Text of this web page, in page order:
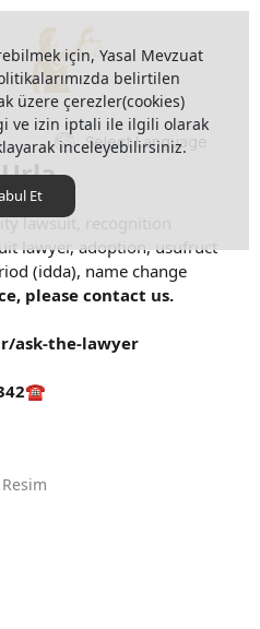
lawsuit, recognition
lawyer, adoption, usufruct
(idda), name change
please contact us.
ask-the-lawyer
Select Language
için, Yasal Mevzuat
belirtilen
üzere çerezler(cookies)
ve izin iptali ile ilgili olarak
inceleyebilirsiniz.
Et